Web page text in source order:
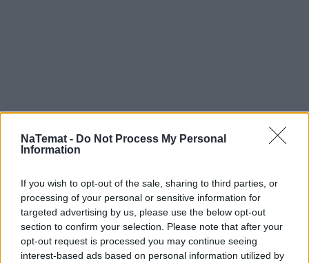
NaTemat - Do Not Process My Personal
Information
If you wish to opt-out of the sale, sharing to third parties, or
processing of your personal or sensitive information for
targeted advertising by us, please use the below opt-out
section to confirm your selection. Please note that after your
opt-out request is processed you may continue seeing
interest-based ads based on personal information utilized by
Tego za pierwszego sekretarza Gierka nie
było, żeby same laudesy i pochwały.